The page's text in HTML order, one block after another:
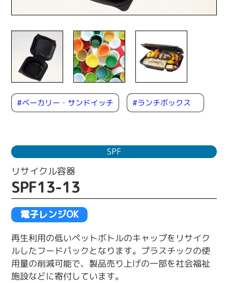
#ベーカリー・サンドイッチ #ランチボックス
SPF
リサイクル容器
SPF13-13
電子レンジOK
再生利用の低いペットボトルのキャップをリサイク
ルしたフードパックとなります。プラスチックの使
用量の削減可能で、製品売り上げの一部を社会福祉
施設などに寄付しています。